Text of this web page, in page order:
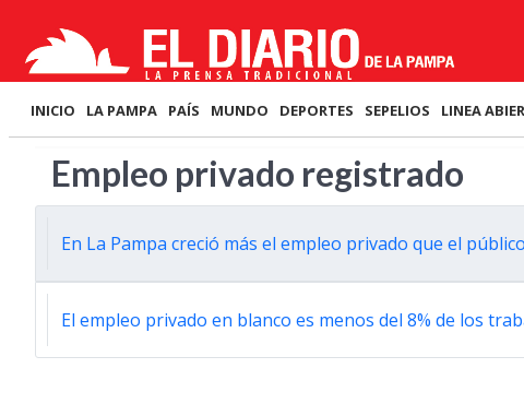
INICIO LA PAMPA PAÍS MUNDO DEPORTES SEPELIOS LINEA
Empleo privado registrado
En La Pampa creció más el empleo privado que el
El empleo privado en blanco es menos del 8% de los